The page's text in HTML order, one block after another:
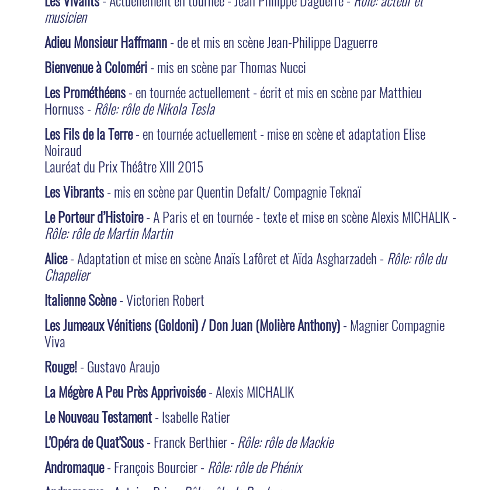
musicien
Adieu Monsieur Haffmann- de et mis en scène Jean-Philippe Daguerre
Bienvenue à Coloméri- mis en scène par Thomas Nucci
Les Prométhéens- en tournée actuellement - écrit et mis en scène par Matthieu
Hornuss -Rôle: rôle de Nikola Tesla
Les Fils de la Terre- en tournée actuellement - mise en scène et adaptation Elise
Noiraud
Lauréat du Prix Théâtre XIII 2015
Les Vibrants- mis en scène par Quentin Defalt/ Compagnie Teknaï
Le Porteur d’Histoire- A Paris et en tournée - texte et mise en scène Alexis MICHALIK -
Rôle: rôle de Martin Martin
Alice- Adaptation et mise en scène Anaïs Lafôret et Aïda Asgharzadeh -Rôle: rôle du
Chapelier
Italienne Scène- Victorien Robert
Les Jumeaux Vénitiens (Goldoni) / Don Juan (Molière Anthony)- Magnier Compagnie
Viva
Rouge!- Gustavo Araujo
La Mégère A Peu Près Apprivoisée- Alexis MICHALIK
Le Nouveau Testament- Isabelle Ratier
L'Opéra de Quat'Sous- Franck Berthier -Rôle: rôle de Mackie
Andromaque- François Bourcier -Rôle: rôle de Phénix